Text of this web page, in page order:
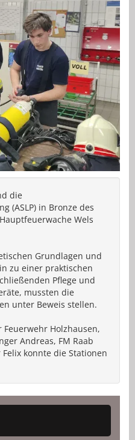
die
(ASLP) in Bronze des
Wels
Grundlagen und
zu einer praktischen
Pflege und
mussten die
unter Beweis stellen.
Holzhausen,
Andreas, FM Raab
konnte die Stationen